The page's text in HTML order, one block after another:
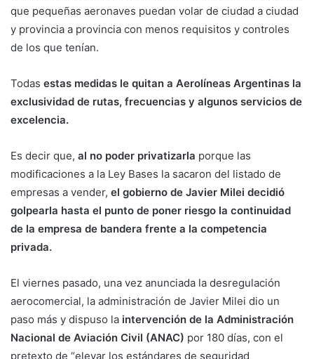
que pequeñas aeronaves puedan volar de ciudad a ciudad
y provincia a provincia con menos requisitos y controles
de los que tenían.
Todas estas medidas le quitan a Aerolíneas Argentinas la
exclusividad de rutas, frecuencias y algunos servicios de
excelencia.
Es decir que, al no poder privatizarla porque las
modificaciones a la Ley Bases la sacaron del listado de
empresas a vender, el gobierno de Javier Milei decidió
golpearla hasta el punto de poner riesgo la continuidad
de la empresa de bandera frente a la competencia
privada.
El viernes pasado, una vez anunciada la desregulación
aerocomercial, la administración de Javier Milei dio un
paso más y dispuso la intervención de la Administración
Nacional de Aviación Civil (ANAC) por 180 días, con el
pretexto de “elevar los estándares de seguridad